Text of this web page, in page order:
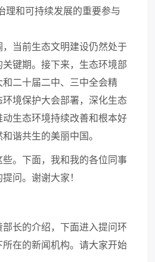
理和可持续发展的重要参与
当前生态文明建设仍然处于
键期。接下来，生态环境部
二十届二中、三中全会精
境保护大会部署，深化生态
生态环境持续改善和根本好
谐共生的美丽中国。
。下面，我和我的各位同事
问。谢谢大家！
部长的介绍，下面进入提问环
在的新闻机构。请大家开始